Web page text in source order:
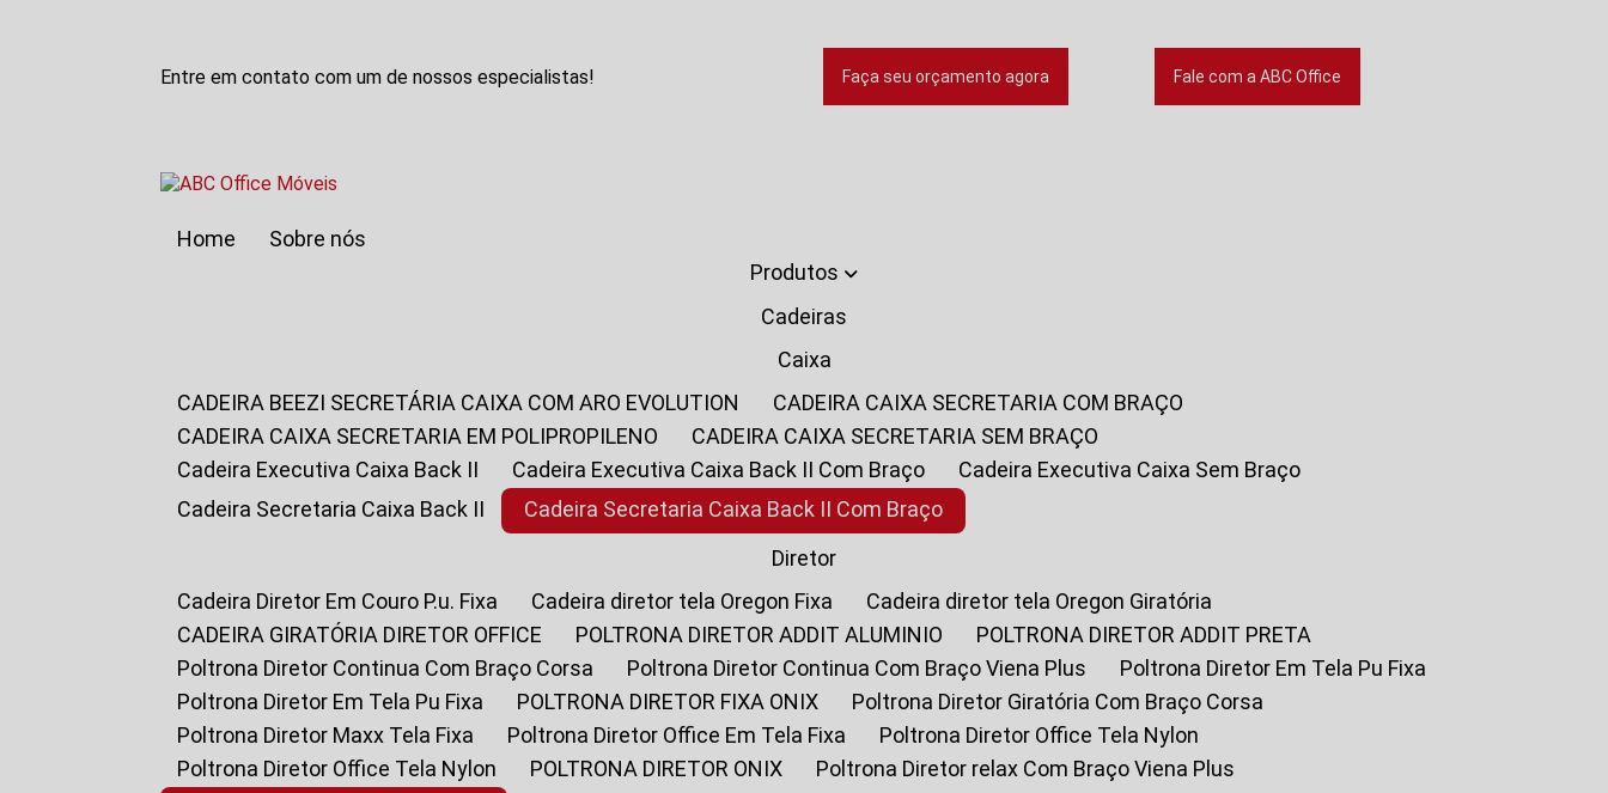
Entre em contato com um de nossos especialistas! Faça seu orçamento agora Fale com a ABC Office
Home
Sobre nós
Produtos
Cadeiras
Caixa
CADEIRA BEEZI SECRETÁRIA CAIXA COM ARO EVOLUTION
CADEIRA CAIXA SECRETARIA COM BRAÇO
CADEIRA CAIXA SECRETARIA EM POLIPROPILENO
CADEIRA CAIXA SECRETARIA SEM BRAÇO
Cadeira Executiva Caixa Back II
Cadeira Executiva Caixa Back II Com Braço
Cadeira Executiva Caixa Sem Braço
Cadeira Secretaria Caixa Back II
Cadeira Secretaria Caixa Back II Com Braço
Diretor
Cadeira Diretor Em Couro P.u. Fixa
Cadeira diretor tela Oregon Fixa
Cadeira diretor tela Oregon Giratória
CADEIRA GIRATÓRIA DIRETOR OFFICE
POLTRONA DIRETOR ADDIT ALUMINIO
POLTRONA DIRETOR ADDIT PRETA
Poltrona Diretor Continua Com Braço Corsa
Poltrona Diretor Continua Com Braço Viena Plus
Poltrona Diretor Em Tela Pu Fixa
Poltrona Diretor Em Tela Pu Fixa
POLTRONA DIRETOR FIXA ONIX
Poltrona Diretor Giratória Com Braço Corsa
Poltrona Diretor Maxx Tela Fixa
Poltrona Diretor Office Em Tela Fixa
Poltrona Diretor Office Tela Nylon
Poltrona Diretor Office Tela Nylon
POLTRONA DIRETOR ONIX
Poltrona Diretor relax Com Braço Viena Plus